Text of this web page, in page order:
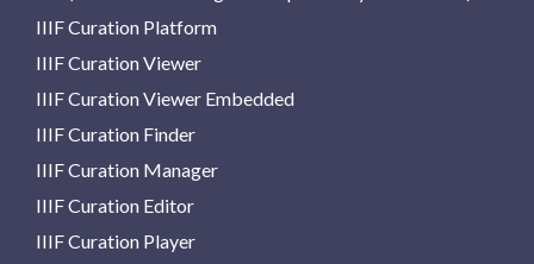
IIIF Curation Platform
IIIF Curation Viewer
IIIF Curation Viewer Embedded
IIIF Curation Finder
IIIF Curation Manager
IIIF Curation Editor
IIIF Curation Player